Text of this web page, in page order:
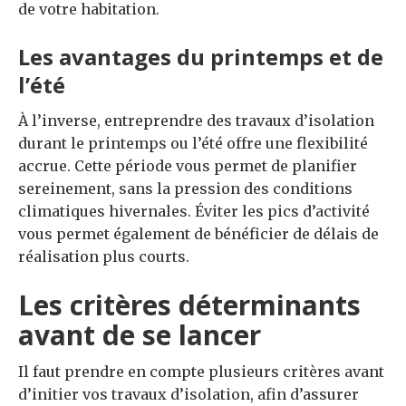
de votre habitation.
Les avantages du printemps et de
l’été
À l’inverse, entreprendre des travaux d’isolation
durant le printemps ou l’été offre une flexibilité
accrue. Cette période vous permet de planifier
sereinement, sans la pression des conditions
climatiques hivernales. Éviter les pics d’activité
vous permet également de bénéficier de délais de
réalisation plus courts.
Les critères déterminants
avant de se lancer
Il faut prendre en compte plusieurs critères avant
d’initier vos travaux d’isolation, afin d’assurer